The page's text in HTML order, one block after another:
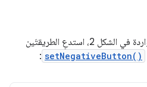
2، استدعِ الطريقتَين
setNegativeButton()
: